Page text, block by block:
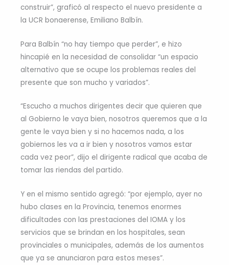
construir”, graficó al respecto el nuevo presidente a
la UCR bonaerense, Emiliano Balbín.
Para Balbín “no hay tiempo que perder”, e hizo
hincapié en la necesidad de consolidar “un espacio
alternativo que se ocupe los problemas reales del
presente que son mucho y variados”.
“Escucho a muchos dirigentes decir que quieren que
al Gobierno le vaya bien, nosotros queremos que a la
gente le vaya bien y si no hacemos nada, a los
gobiernos les va a ir bien y nosotros vamos estar
cada vez peor”, dijo el dirigente radical que acaba de
tomar las riendas del partido.
Y en el mismo sentido agregó: “por ejemplo, ayer no
hubo clases en la Provincia, tenemos enormes
dificultades con las prestaciones del IOMA y los
servicios que se brindan en los hospitales, sean
provinciales o municipales, además de los aumentos
que ya se anunciaron para estos meses”.